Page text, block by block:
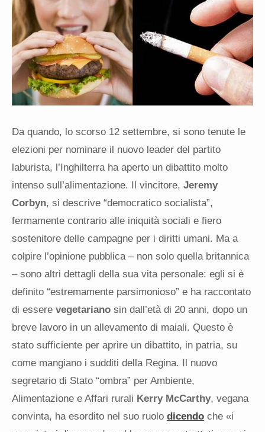
Da quando, lo scorso 12 settembre, si sono tenute le
elezioni per nominare il nuovo leader del partito
laburista, l’Inghilterra ha aperto un dibattito molto
intenso sull’alimentazione. Il vincitore, Jeremy
Corbyn, si descrive “democratico socialista”,
fermamente contrario alle iniquità sociali e fiero
sostenitore delle campagne per i diritti umani. Ma a
colpire l’opinione pubblica – non solo quella britannica
– sono altri dettagli della sua vita personale: egli si è
definito “estremamente parsimonioso” e ha raccontato
di essere vegetariano sin dall’età di 20 anni, dopo un
breve lavoro in un allevamento di maiali. Questo è
stato sufficiente per aprire un dibattito, in patria, su
come mangiano i sudditi della Regina. Il nuovo
segretario di Stato “ombra” per Ambiente,
Alimentazione e Affari rurali Kerry McCarthy, vegana
convinta, ha esordito nel suo ruolo dicendo che «i